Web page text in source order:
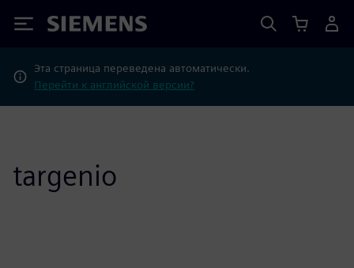
Siemens
Эта страница переведена автоматически.
Перейти к английской версии?
targenio